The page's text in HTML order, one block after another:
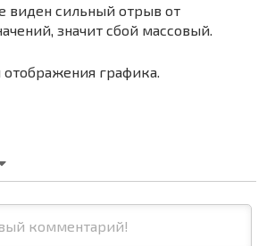
виден сильный отрыв от
значит сбой массовый.
графика.